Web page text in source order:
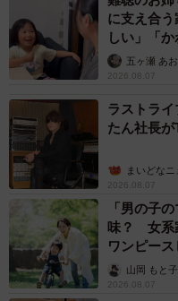
に支え合
しい」「か
五ヶ瀬 あお
2026.08.07
ラストラ
たん社長
まいどなニ
2026.08.07
「男の子
味？ 女系
ワンピー
へんが…
山岡 もと子
2026.08.07